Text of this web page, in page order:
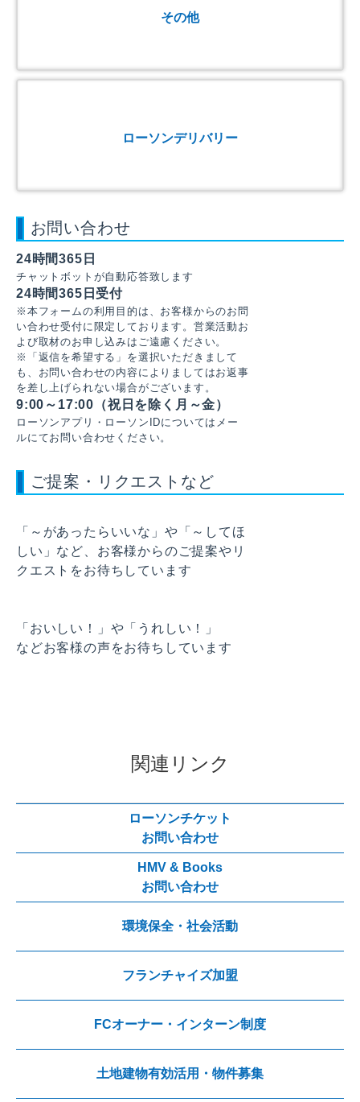
その他
ローソンデリバリー
お問い合わせ
24時間365日
チャットボットが自動応答致します
24時間365日受付
※本フォームの利用目的は、お客様からのお問
い合わせ受付に限定しております。営業活動お
よび取材のお申し込みはご遠慮ください。
※「返信を希望する」を選択いただきまして
も、お問い合わせの内容によりましてはお返事
を差し上げられない場合がございます。
9:00～17:00（祝日を除く月～金）
ローソンアプリ・ローソンIDについてはメー
ルにてお問い合わせください。
ご提案・リクエストなど
「～があったらいいな」や「～してほ
しい」など、お客様からのご提案やリ
クエストをお待ちしています
「おいしい！」や「うれしい！」
などお客様の声をお待ちしています
関連リンク
ローソンチケット
お問い合わせ
HMV & Books
お問い合わせ
環境保全・社会活動
フランチャイズ加盟
FCオーナー・インターン制度
土地建物有効活用・物件募集